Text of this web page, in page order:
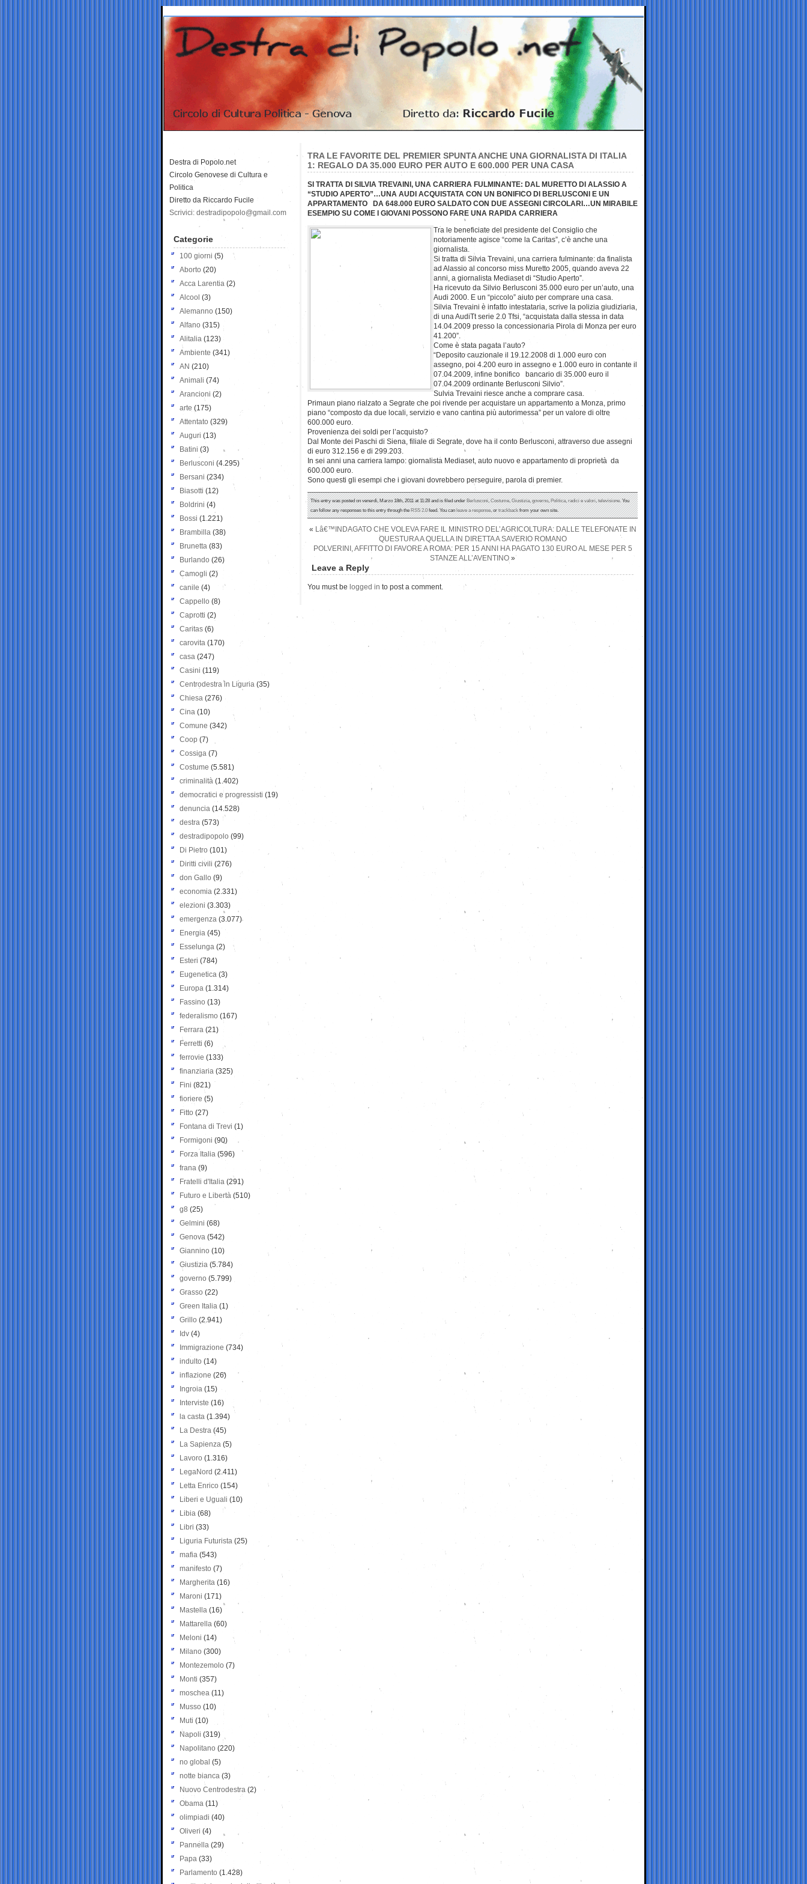
TRA LE FAVORITE DEL PREMIER SPUNTA ANCHE UNA GIORNALISTA DI ITALIA
1: REGALO DA 35.000 EURO PER AUTO E 600.000 PER UNA CASA
SI TRATTA DI SILVIA TREVAINI, UNA CARRIERA FULMINANTE: DAL MURETTO DI ALASSIO A
“STUDIO APERTO”…UNA AUDI ACQUISTATA CON UN BONIFICO DI BERLUSCONI E UN
APPARTAMENTO DA 648.000 EURO SALDATO CON DUE ASSEGNI CIRCOLARI…UN MIRABILE
ESEMPIO SU COME I GIOVANI POSSONO FARE UNA RAPIDA CARRIERA
Tra le beneficiate del presidente del Consiglio che
notoriamente agisce “come la Caritas”, c’è anche una
giornalista.
Si tratta di Silvia Trevaini, una carriera fulminante: da finalista
ad Alassio al concorso miss Muretto 2005, quando aveva 22
anni, a giornalista Mediaset di “Studio Aperto”.
Ha ricevuto da Silvio Berlusconi 35.000 euro per un’auto, una
Audi 2000. E un “piccolo” aiuto per comprare una casa.
Silvia Trevaini è infatto intestataria, scrive la polizia giudiziaria,
di una AudiTt serie 2.0 Tfsi, “acquistata dalla stessa in data
14.04.2009 presso la concessionaria Pirola di Monza per euro
41.200”.
Come è stata pagata l’auto?
“Deposito cauzionale il 19.12.2008 di 1.000 euro con
assegno, poi 4.200 euro in assegno e 1.000 euro in contante il
07.04.2009, infine bonifico bancario di 35.000 euro il
07.04.2009 ordinante Berlusconi Silvio”.
Sulvia Trevaini riesce anche a comprare casa.
Primaun piano rialzato a Segrate che poi rivende per acquistare un appartamento a Monza, primo
piano “composto da due locali, servizio e vano cantina più autorimessa” per un valore di oltre
600.000 euro.
Provenienza dei soldi per l’acquisto?
Dal Monte dei Paschi di Siena, filiale di Segrate, dove ha il conto Berlusconi, attraverso due assegni
di euro 312.156 e di 299.203.
In sei anni una carriera lampo: giornalista Mediaset, auto nuovo e appartamento di proprietà da
600.000 euro.
Sono questi gli esempi che i giovani dovrebbero perseguire, parola di premier.
This entry was posted on venerdì, Marzo 18th, 2011 at 11:28 and is filed underBerlusconi,Costume,Giustizia,governo,Politica,radici e valori,televisione. You
can follow any responses to this entry through theRSS 2.0feed. You canleave a response, ortrackbackfrom your own site.
« Lâ€™INDAGATO CHE VOLEVA FARE IL MINISTRO DEL’AGRICOLTURA: DALLE TELEFONATE IN
QUESTURA A QUELLA IN DIRETTA A SAVERIO ROMANO
POLVERINI, AFFITTO DI FAVORE A ROMA: PER 15 ANNI HA PAGATO 130 EURO AL MESE PER 5
STANZE ALL’AVENTINO »
Leave a Reply
You must be logged in to post a comment.
Destra di Popolo.net
Circolo Genovese di Cultura e
Politica
Diretto da Riccardo Fucile
Scrivici: destradipopolo@gmail.com
Categorie
100 giorni (5)
Aborto (20)
Acca Larentia (2)
Alcool (3)
Alemanno (150)
Alfano (315)
Alitalia (123)
Ambiente (341)
AN (210)
Animali (74)
Arancioni (2)
arte (175)
Attentato (329)
Auguri (13)
Batini (3)
Berlusconi (4.295)
Bersani (234)
Biasotti (12)
Boldrini (4)
Bossi (1.221)
Brambilla (38)
Brunetta (83)
Burlando (26)
Camogli (2)
canile (4)
Cappello (8)
Caprotti (2)
Caritas (6)
carovita (170)
casa (247)
Casini (119)
Centrodestra in Liguria (35)
Chiesa (276)
Cina (10)
Comune (342)
Coop (7)
Cossiga (7)
Costume (5.581)
criminalità (1.402)
democratici e progressisti (19)
denuncia (14.528)
destra (573)
destradipopolo (99)
Di Pietro (101)
Diritti civili (276)
don Gallo (9)
economia (2.331)
elezioni (3.303)
emergenza (3.077)
Energia (45)
Esselunga (2)
Esteri (784)
Eugenetica (3)
Europa (1.314)
Fassino (13)
federalismo (167)
Ferrara (21)
Ferretti (6)
ferrovie (133)
finanziaria (325)
Fini (821)
fioriere (5)
Fitto (27)
Fontana di Trevi (1)
Formigoni (90)
Forza Italia (596)
frana (9)
Fratelli d'Italia (291)
Futuro e Libertà (510)
g8 (25)
Gelmini (68)
Genova (542)
Giannino (10)
Giustizia (5.784)
governo (5.799)
Grasso (22)
Green Italia (1)
Grillo (2.941)
Idv (4)
Immigrazione (734)
indulto (14)
inflazione (26)
Ingroia (15)
Interviste (16)
la casta (1.394)
La Destra (45)
La Sapienza (5)
Lavoro (1.316)
LegaNord (2.411)
Letta Enrico (154)
Liberi e Uguali (10)
Libia (68)
Libri (33)
Liguria Futurista (25)
mafia (543)
manifesto (7)
Margherita (16)
Maroni (171)
Mastella (16)
Mattarella (60)
Meloni (14)
Milano (300)
Montezemolo (7)
Monti (357)
moschea (11)
Musso (10)
Muti (10)
Napoli (319)
Napolitano (220)
no global (5)
notte bianca (3)
Nuovo Centrodestra (2)
Obama (11)
olimpiadi (40)
Oliveri (4)
Pannella (29)
Papa (33)
Parlamento (1.428)